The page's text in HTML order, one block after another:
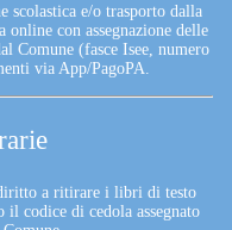
scolastica e/o trasporto dalla
con assegnazione delle
Comune (fasce Isee, numero
via App/PagoPA.
a ritirare i libri di testo
il codice di cedola assegnato